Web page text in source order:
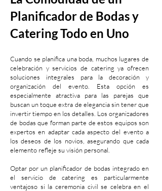
Planificador de Bodas y
Catering Todo en Uno
Cuando se planifica una boda, muchos lugares de
celebración y servicios de catering ya ofrecen
soluciones integrales para la decoración y
organización del evento. Esta opción es
especialmente atractiva para las parejas que
buscan un toque extra de elegancia sin tener que
invertir tiempo en los detalles. Los organizadores
de bodas que forman parte de estos equipos son
expertos en adaptar cada aspecto del evento a
los deseos de los novios, asegurando que cada
elemento refleje su visión personal.
Optar por un planificador de bodas integrado en
el servicio de catering es particularmente
ventajoso si la ceremonia civil se celebra en el